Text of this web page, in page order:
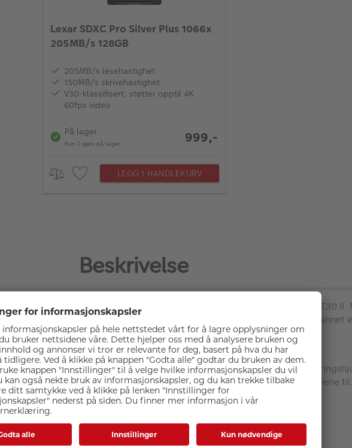
Lexar SDXC Pro Silver Plus 1066x
205MB/s 128GB
205MB/s lesehastighet
150MB/s skrivehastighet
V30-klassifisert, støtter opptil 4K
60fps video
På lager
Kun 1 igjen på lager 999,-
LEGG I HANDLEKURV
Beskrivelse
III bygger videre på det populære designet til forgjengeren, FUJIFILM X-T30
som er dobbelt så rask som i den forrige modellen, har X-T30 III blant annet
i 4:2:2 10-bits kvalitet. Det er også utstyrt med et dedikert
for å øke kreativiteten og gleden ved fotografering, og møter behovene